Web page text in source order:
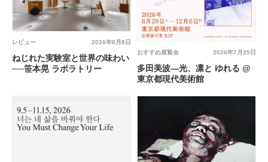
2026年6月8日
レビュー
ねじれた実験室と世界の味わい
──笹本晃 ラボラトリー
2026年7月25日
おすすめ展覧会
多田美波―光、凛と ゆれる @
東京都現代美術館